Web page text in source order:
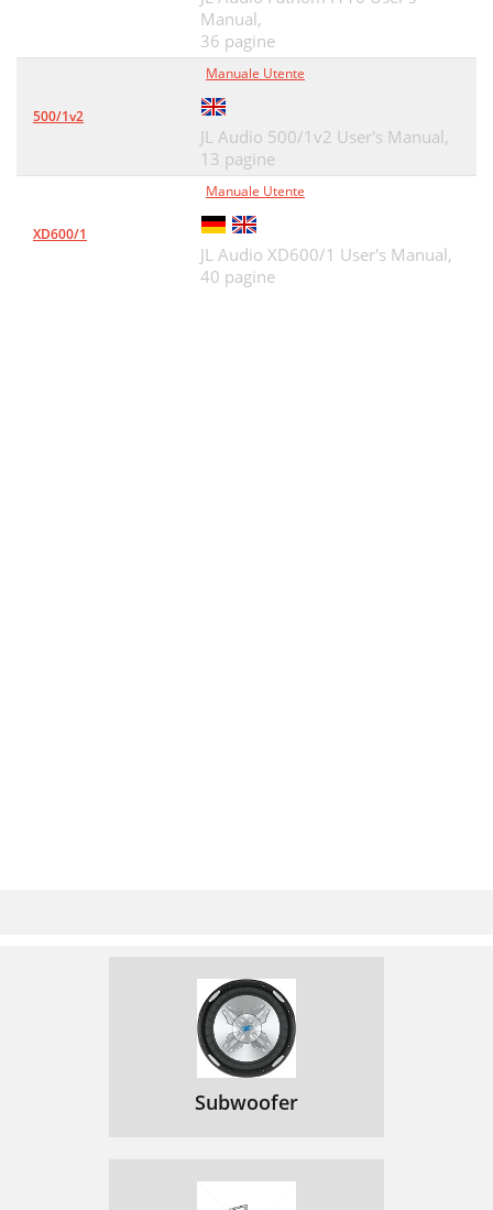
Manual,
36 pagine
500/1v2
Manuale Utente
JL Audio 500/1v2 User's Manual,
13 pagine
XD600/1
Manuale Utente
JL Audio XD600/1 User's Manual,
40 pagine
Subwoofer